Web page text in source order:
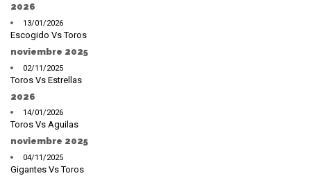
2026
13/01/2026
Escogido Vs Toros
noviembre 2025
02/11/2025
Toros Vs Estrellas
2026
14/01/2026
Toros Vs Aguilas
noviembre 2025
04/11/2025
Gigantes Vs Toros